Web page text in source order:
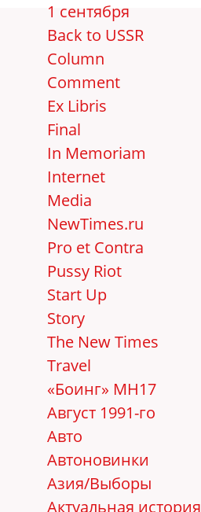
1 сентября
Back to USSR
Column
Comment
Ex Libris
Final
In Memoriam
Internet
Media
NewTimes.ru
Pro et Contra
Pussy Riot
Start Up
Story
The New Times
Travel
«Боинг» MH17
Август 1991-го
Авто
Автоновинки
Азия/Выборы
Актуальная история